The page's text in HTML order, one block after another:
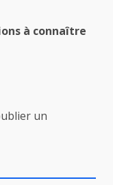
à connaître
un